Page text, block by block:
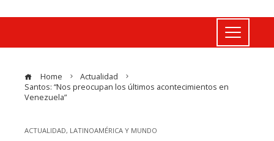
Home
Actualidad
Santos: “Nos preocupan los últimos acontecimientos en
Venezuela”
ACTUALIDAD, LATINOAMÉRICA Y MUNDO